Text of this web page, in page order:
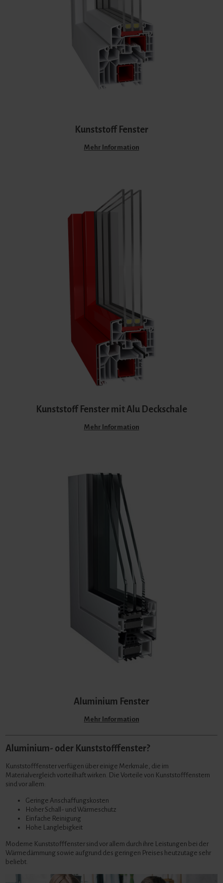
Kunststoff Fenster
Mehr Information
Kunststoff Fenster mit Alu Deckschale
Mehr Information
Aluminium Fenster
Mehr Information
Aluminium- oder Kunststofffenster?
Kunststofffenster verfügen über einige Merkmale, die im
Materialvergleich vorteilhaft wirken. Die Vorteile von Kunststofffenstern
sind vor allem:
Geringe Anschaffungskosten
Hoher Schall- und Wärmeschutz
Einfache Reinigung
Hohe Langlebigkeit
Moderne Kunststofffenster sind vor allem durch ihre Leistungen bei der
Wärmedämmung sowie aufgrund des geringen Preises heutzutage sehr
beliebt.